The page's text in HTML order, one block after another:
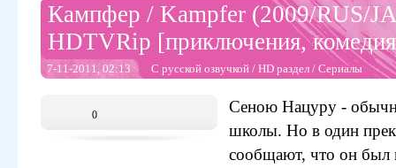
Кампфер / Kampfer (2009/RUS/
HDTVRip [приключения,
7-11-2011, 02:13 С русской озвучкой / HD раздел / Сериалы
0
Сеною Нацуру -
школы. Но в один
сообщают, что он